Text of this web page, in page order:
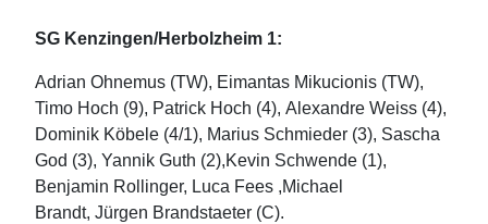
SG Kenzingen/Herbolzheim 1:
Adrian Ohnemus (TW), Eimantas Mikucionis (TW),
Timo Hoch (9), Patrick Hoch (4), Alexandre Weiss (4),
Dominik Köbele (4/1), Marius Schmieder (3), Sascha
God (3), Yannik Guth (2),Kevin Schwende (1),
Benjamin Rollinger, Luca Fees ,Michael
Brandt, Jürgen Brandstaeter (C).